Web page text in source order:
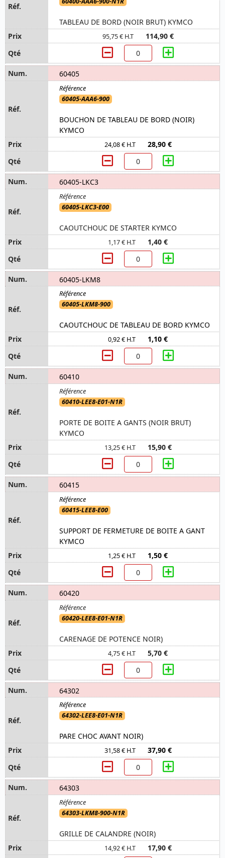
TABLEAU DE BORD (NOIR BRUT) KYMCO
95,75 € H.T 114,90 €
60405
60405-AAA6-900
BOUCHON DE TABLEAU DE BORD (NOIR)
KYMCO
24,08 € H.T 28,90 €
60405-LKC3
60405-LKC3-E00
CAOUTCHOUC DE STARTER KYMCO
1,17 € H.T 1,40 €
60405-LKM8
60405-LKM8-900
CAOUTCHOUC DE TABLEAU DE BORD KYMCO
0,92 € H.T 1,10 €
60410
60410-LEE8-E01-N1R
PORTE DE BOITE A GANTS (NOIR BRUT)
KYMCO
13,25 € H.T 15,90 €
60415
60415-LEE8-E00
SUPPORT DE FERMETURE DE BOITE A GANT
KYMCO
1,25 € H.T 1,50 €
60420
60420-LEE8-E01-N1R
CARENAGE DE POTENCE NOIR)
4,75 € H.T 5,70 €
64302
64302-LEE8-E01-N1R
PARE CHOC AVANT NOIR)
31,58 € H.T 37,90 €
64303
64303-LKM8-900-N1R
GRILLE DE CALANDRE (NOIR)
14,92 € H.T 17,90 €